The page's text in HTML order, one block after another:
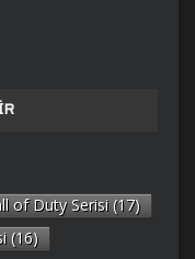
of Duty Serisi (17)
(16)